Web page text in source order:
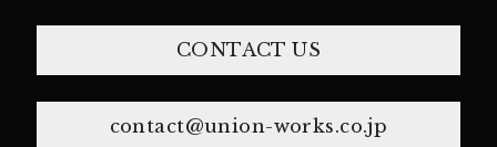
CONTACT US
contact@union-works.co.jp